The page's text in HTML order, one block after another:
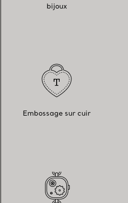
bijoux
Embossage sur cuir